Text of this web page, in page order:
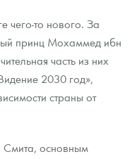
чего-то нового. За
принц Мохаммед ибн
часть из них
2030 год»,
страны от
основным